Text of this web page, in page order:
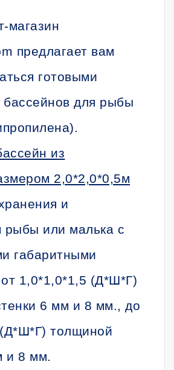
магазин
предлагает вам
готовыми
для рыбы
из
2,0*2,0*0,5м
и
рыбы или малька с
габаритными
1,0*1,0*1,5 (Д*Ш*Г)
6 мм и 8 мм., до
толщиной
и 8 мм.